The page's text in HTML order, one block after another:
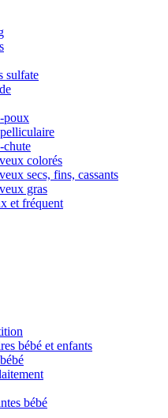
sulfate
poux
chute
colorés
secs, fins, cassants
gras
et fréquent
bébé et enfants
bébé